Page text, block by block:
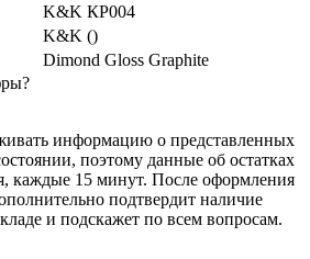
K&K КР004
K&K ()
Dimond Gloss Graphite
информацию о представленных
поэтому данные об остатках
каждые 15 минут. После оформления
подтвердит наличие
и подскажет по всем вопросам.